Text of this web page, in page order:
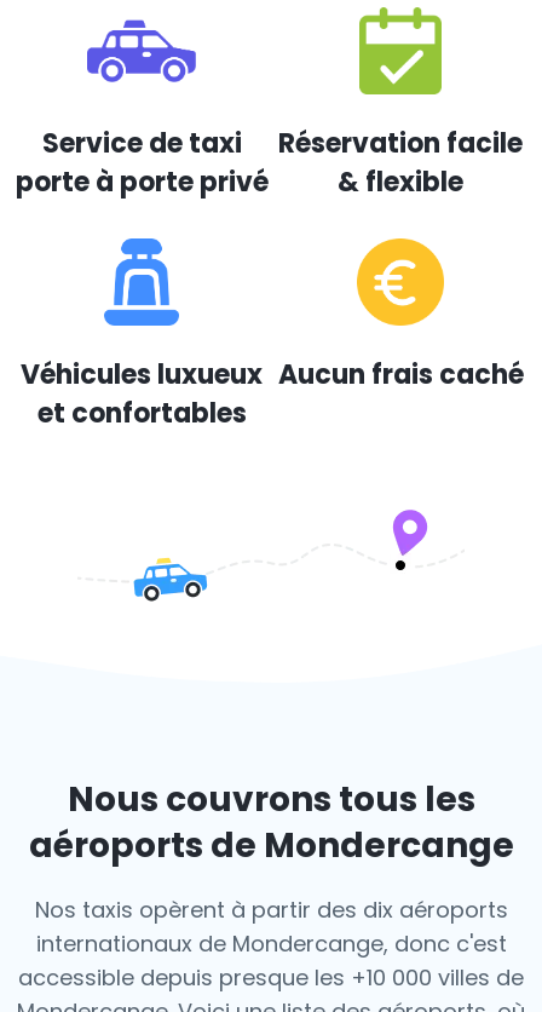
Service de taxi
porte à porte privé
Réservation facile
& flexible
Véhicules luxueux
et confortables
Aucun frais caché
Nous couvrons tous les
aéroports de Mondercange
Nos taxis opèrent à partir des dix aéroports
internationaux de Mondercange, donc c'est
accessible depuis presque les +10 000 villes de